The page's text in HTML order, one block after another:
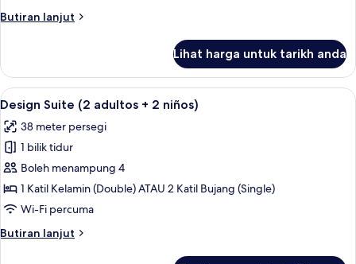
+1
Butiran lanjut
Butiran
Suite
(2
adultos
niño)
Lihat harga untuk tarikh anda
Lihat
semua
foto
untuk
Design
Suite
(2
+
Peralatan tempat tidur premium, bar
5
Design Suite (2 adultos + 2 niños)
38 meter persegi
1 bilik tidur
Boleh menampung 4
1 Katil Kelamin (Double) ATAU 2 Katil Bujang (Single)
Wi-Fi percuma
Butiran lanjut
Butiran